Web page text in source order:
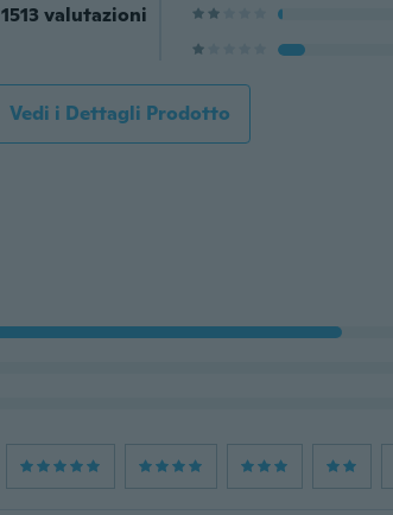
1513 valutazioni
Vedi i Dettagli Prodotto